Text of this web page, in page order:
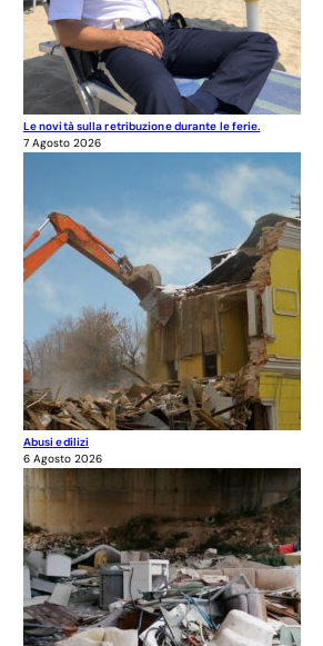
Le novità sulla retribuzione durante le ferie.
7 Agosto 2026
Abusi edilizi
6 Agosto 2026